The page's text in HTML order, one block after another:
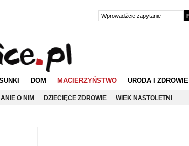
DOM MACIERZYŃSTWO
URODA I ZDROWIE
O NIM DZIECIĘCE ZDROWIE WIEK NASTOLETNI